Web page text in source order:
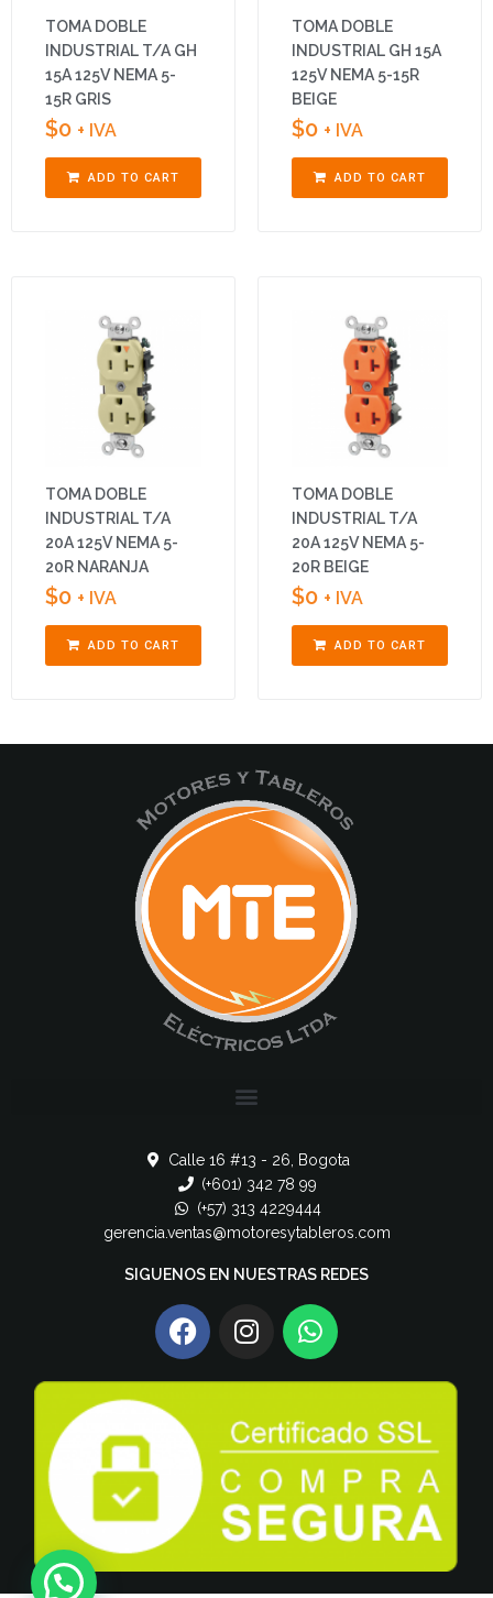
TOMA DOBLE
INDUSTRIAL T/A GH
15A 125V NEMA 5-
15R GRIS
$0 + IVA
ADD TO CART
TOMA DOBLE
INDUSTRIAL GH 15A
125V NEMA 5-15R
BEIGE
$0 + IVA
ADD TO CART
TOMA DOBLE
INDUSTRIAL T/A
20A 125V NEMA 5-
20R NARANJA
$0 + IVA
ADD TO CART
TOMA DOBLE
INDUSTRIAL T/A
20A 125V NEMA 5-
20R BEIGE
$0 + IVA
ADD TO CART
Calle 16 #13 - 26, Bogota
(+601) 342 78 99
(+57) 313 4229444
gerencia.ventas@motoresytableros.com
SIGUENOS EN NUESTRAS REDES